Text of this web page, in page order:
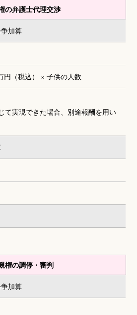
の弁護士代理交渉
加算
（税込） × 子供の人数
て実現できた場合、別途報酬を用い
権の調停・審判
加算